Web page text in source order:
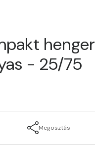
henger
- 25/75
Megosztás